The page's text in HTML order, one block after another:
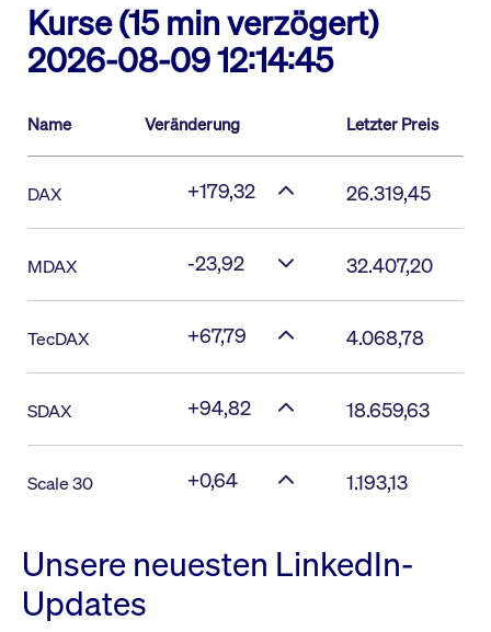
Kurse (15 min verzögert)
2026-08-09 12:14:45
Name Veränderung Letzter Preis
DAX +179,32 26.319,45
MDAX -23,92 32.407,20
TecDAX +67,79 4.068,78
SDAX +94,82 18.659,63
Scale 30 +0,64 1.193,13
Unsere neuesten LinkedIn-
Updates